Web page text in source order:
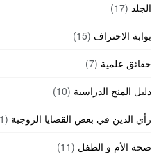
الجلد (17)
بوابة الاحتراف (15)
حقائق علمية (7)
دليل المنح الدراسية (10)
رأي الدين في بعض القضايا الزوجية (41)
صحة الأم و الطفل (11)